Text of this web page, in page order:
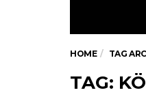
HOME TAG
TAG: